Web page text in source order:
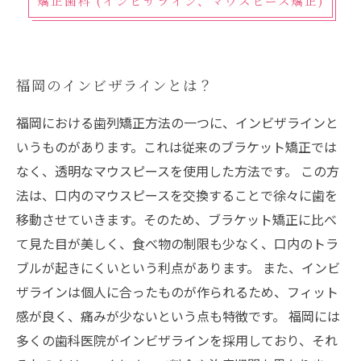
福岡のインビザラインとは？
福岡における歯列矯正方法の一つに、インビザラインと
いうものがあります。これは従来のブラケット矯正では
なく、透明なマウスピースを使用した方法です。 この方
法は、口内のマウスピースを交換することで徐々に歯を
移動させていきます。そのため、ブラケット矯正に比べ
て見た目が美しく、食べ物の制限も少なく、口内のトラ
ブルが起きにくいという利点があります。 また、インビ
ザラインは個人に合ったものが作られるため、フィット
感が良く、痛みが少ないという点も特徴です。 福岡には
多くの歯科医院がインビザラインを採用しており、それ